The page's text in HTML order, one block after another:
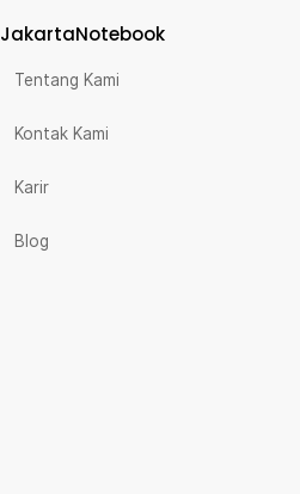
JakartaNotebook
Tentang Kami
Kontak Kami
Karir
Blog